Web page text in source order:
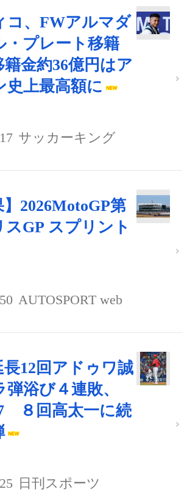
コ、FWアルマダ
・プレート移籍
金約36億円はア
史上最高額に
サッカーキング
】2026MotoGP第
スGP スプリント
AUTOSPORT web
長12回アドゥワ誠
浴び４連敗、
８回高太一に続
日刊スポーツ